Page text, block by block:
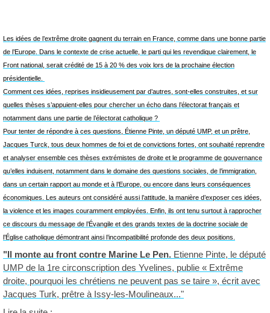
Les idées de l’extrême droite gagnent du terrain en France, comme dans une bonne partie
de l’Europe. Dans le contexte de crise actuelle, le parti qui les revendique clairement, le
Front national, serait crédité de 15 à 20 % des voix lors de la prochaine élection
présidentielle.
Comment ces idées, reprises insidieusement par d’autres, sont-elles construites, et sur
quelles thèses s’appuient-elles pour chercher un écho dans l’électorat français et
notamment dans une partie de l’électorat catholique ?
Pour tenter de répondre à ces questions, Étienne Pinte, un député UMP, et un prêtre,
Jacques Turck, tous deux hommes de foi et de convictions fortes, ont souhaité reprendre
et analyser ensemble ces thèses extrémistes de droite et le programme de gouvernance
qu’elles induisent, notamment dans le domaine des questions sociales, de l’immigration,
dans un certain rapport au monde et à l’Europe, ou encore dans leurs conséquences
économiques. Les auteurs ont considéré aussi l’attitude, la manière d’exposer ces idées,
la violence et les images couramment employées. Enfin, ils ont tenu surtout à rapprocher
ce discours du message de l’Évangile et des grands textes de la doctrine sociale de
l’Église catholique démontrant ainsi l’incompatibilité profonde des deux positions.
"Il monte au front contre Marine Le Pen. Etienne Pinte, le député
UMP de la 1re circonscription des Yvelines, publie « Extrême
droite, pourquoi les chrétiens ne peuvent pas se taire », écrit avec
Jacques Turk, prêtre à Issy-les-Moulineaux..."